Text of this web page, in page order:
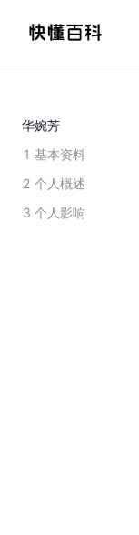
华婉芳
1 基本资料
2 个人概述
3 个人影响